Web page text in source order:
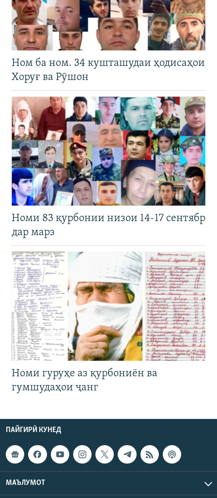
Ном ба ном. 34 кушташудаи ҳодисаҳои
Хоруғ ва Рӯшон
Номи 83 қурбонии низои 14-17 сентябр
дар марз
Номи гуруҳе аз қурбониён ва
гумшудаҳои ҷанг
ПАЙГИРӢ КУНЕД
МАЪЛУМОТ